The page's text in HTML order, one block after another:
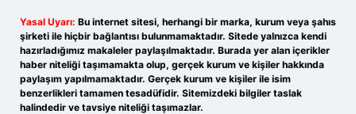
Yasal Uyarı: Bu internet sitesi, herhangi bir marka, kurum veya şahıs
şirketi ile hiçbir bağlantısı bulunmamaktadır. Sitede yalnızca kendi
hazırladığımız makaleler paylaşılmaktadır. Burada yer alan içerikler
haber niteliği taşımamakta olup, gerçek kurum ve kişiler hakkında
paylaşım yapılmamaktadır. Gerçek kurum ve kişiler ile isim
benzerlikleri tamamen tesadüfidir. Sitemizdeki bilgiler taslak
halindedir ve tavsiye niteliği taşımazlar.